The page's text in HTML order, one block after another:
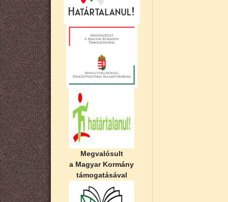
Megvalósult
a Magyar Kormány
támogatásával